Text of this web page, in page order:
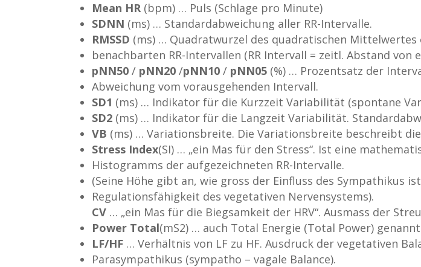
Mean HR (bpm) … Puls (Schlage pro Minute)
SDNN (ms) … Standardabweichung aller RR-Intervalle.
RMSSD (ms) … Quadratwurzel des quadratischen Mittelwertes
benachbarten RR-Intervallen (RR Intervall = zeitl. Abstand von
pNN50 / pNN20 /pNN10 / pNN05 (%) … Prozentsatz der
Abweichung vom vorausgehenden Intervall.
SD1 (ms) … Indikator für die Kurzzeit Variabilität (spontane
SD2 (ms) … Indikator für die Langzeit Variabilität.
VB (ms) … Variationsbreite. Die Variationsbreite beschreibt
Stress Index(SI) … „ein Mas für den Stress“. Ist eine
Histogramms der aufgezeichneten RR-Intervalle.
(Seine Höhe gibt an, wie gross der Einfluss des Sympathikus
Regulationsfähigkeit des vegetativen Nervensystems).
CV … „ein Mas für die Biegsamkeit der HRV“. Ausmass der
Power Total(mS2) … auch Total Energie (Total Power)
LF/HF … Verhältnis von LF zu HF. Ausdruck der vegetativen
Parasympathikus (sympatho – vagale Balance).